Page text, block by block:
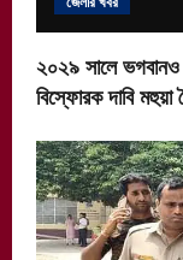
২০২৯ সালে ভগবানও
বিস্ফোরক দাবি মহুয়া